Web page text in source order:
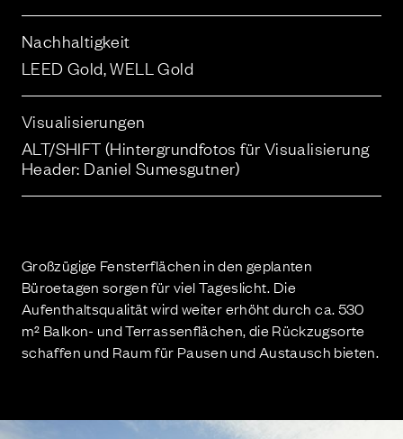
Nachhaltigkeit
LEED Gold, WELL Gold
Visualisierungen
ALT/SHIFT (Hintergrundfotos für Visualisierung
Header: Daniel Sumesgutner)
Großzügige Fensterflächen in den geplanten
Büroetagen sorgen für viel Tageslicht. Die
Aufenthaltsqualität wird weiter erhöht durch ca. 530
m² Balkon- und Terrassenflächen, die Rückzugsorte
schaffen und Raum für Pausen und Austausch bieten.